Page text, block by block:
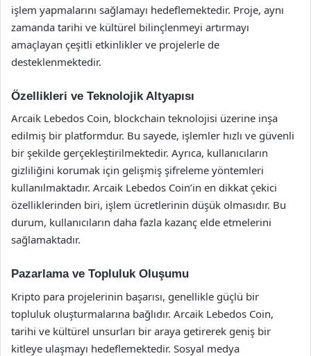
işlem yapmalarını sağlamayı hedeflemektedir. Proje, aynı
zamanda tarihi ve kültürel bilinçlenmeyi artırmayı
amaçlayan çeşitli etkinlikler ve projelerle de
desteklenmektedir.
Özellikleri ve Teknolojik Altyapısı
Arcaik Lebedos Coin, blockchain teknolojisi üzerine inşa
edilmiş bir platformdur. Bu sayede, işlemler hızlı ve güvenli
bir şekilde gerçekleştirilmektedir. Ayrıca, kullanıcıların
gizliliğini korumak için gelişmiş şifreleme yöntemleri
kullanılmaktadır. Arcaik Lebedos Coin’in en dikkat çekici
özelliklerinden biri, işlem ücretlerinin düşük olmasıdır. Bu
durum, kullanıcıların daha fazla kazanç elde etmelerini
sağlamaktadır.
Pazarlama ve Topluluk Oluşumu
Kripto para projelerinin başarısı, genellikle güçlü bir
topluluk oluşturmalarına bağlıdır. Arcaik Lebedos Coin,
tarihi ve kültürel unsurları bir araya getirerek geniş bir
kitleye ulaşmayı hedeflemektedir. Sosyal medya